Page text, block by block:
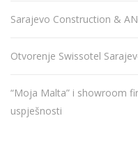
Sarajevo Construction &
Otvorenje Swissotel
“Moja Malta” i showroom
uspješnosti